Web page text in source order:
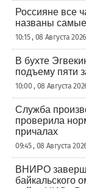
Россияне все
названы
10:15 , 08 Августа
В бухте
подъему пяти
10:00 , 08 Августа
Служба
проверила
причалах
09:45 , 08 Августа
ВНИРО
байкальского